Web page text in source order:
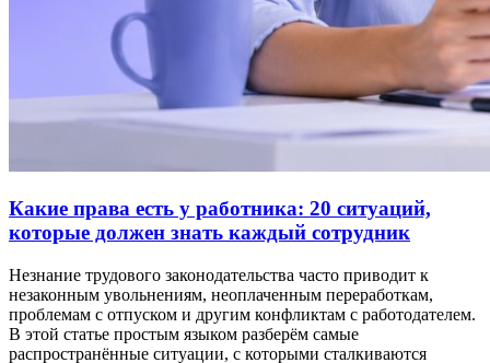
Какие права есть у работника: 20 ситуаций,
которые должен знать каждый сотрудник
Незнание трудового законодательства часто приводит к
незаконным увольнениям, неоплаченным переработкам,
проблемам с отпуском и другим конфликтам с работодателем.
В этой статье простым языком разберём самые
распространённые ситуации, с которыми сталкиваются